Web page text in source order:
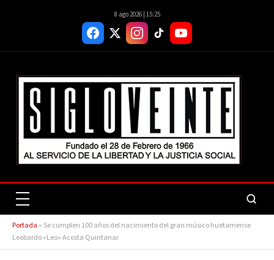
8 ago 2026 | 15:25
Portada » Se cumplen 100 años del nacimiento del gran músico huetamense
Leobardo «Leo» Acosta Quintanar